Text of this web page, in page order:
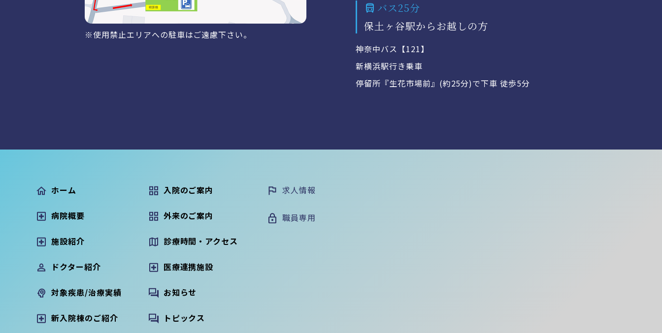
※使用禁止エリアへの駐車はご遠慮下さい。
バス25分
保土ヶ谷駅からお越しの方
神奈中バス【121】
新横浜駅行き乗車
停留所『生花市場前』(約25分)で下車 徒歩5分
ホーム
病院概要
施設紹介
ドクター紹介
対象疾患/治療実績
新入院棟のご紹介
入院のご案内
外来のご案内
診療時間・アクセス
医療連携施設
お知らせ
トピックス
求人情報
職員専用